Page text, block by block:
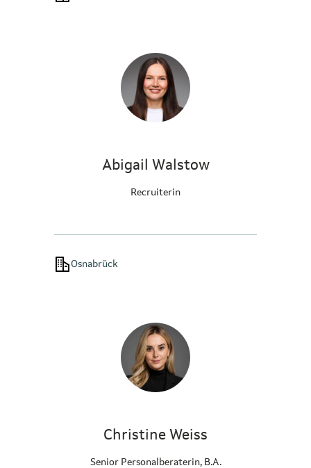
Abigail Walstow
Recruiterin
Osnabrück
Christine Weiss
Senior Personalberaterin, B.A.